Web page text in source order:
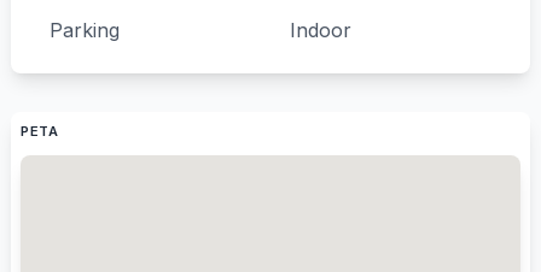
Parking Indoor
PETA